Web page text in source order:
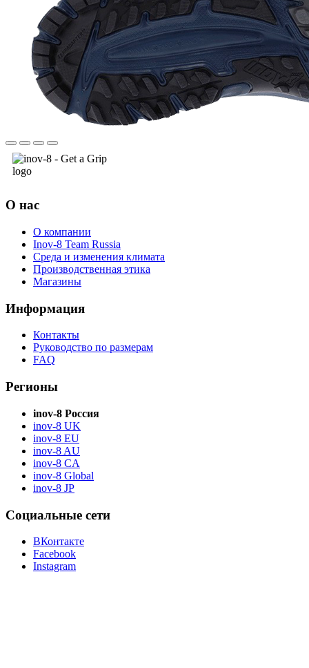
О нас
О компании
Inov-8 Team Russia
Среда и изменения климата
Производственная этика
Магазины
Информация
Контакты
Руководство по размерам
FAQ
Регионы
inov-8 Россия
inov-8 UK
inov-8 EU
inov-8 AU
inov-8 CA
inov-8 Global
inov-8 JP
Социальные сети
ВКонтакте
Facebook
Instagram